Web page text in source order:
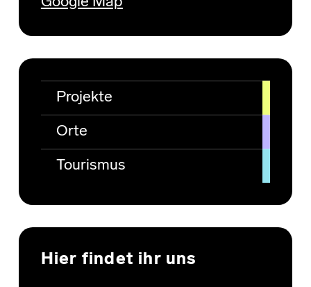
Projekte
Orte
Tourismus
Hier findet ihr uns